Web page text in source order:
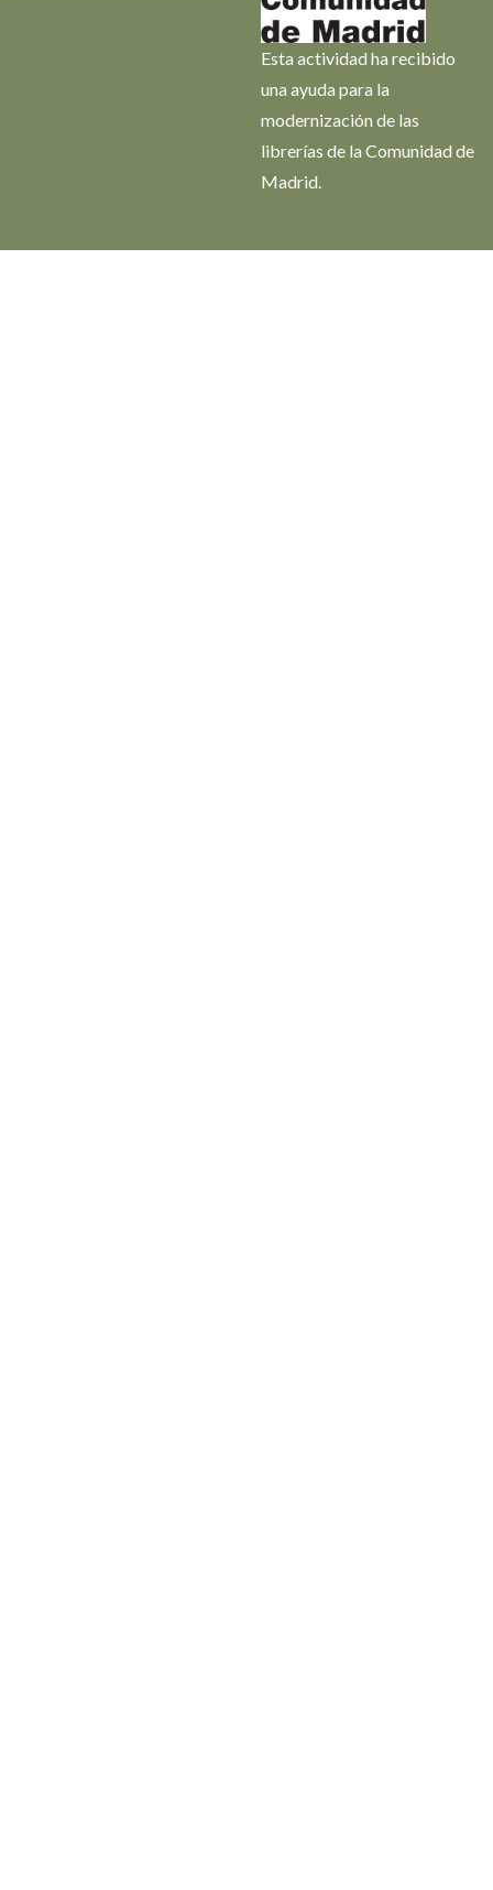
Esta actividad ha recibido
una ayuda para la
modernización de las
librerías de la Comunidad de
Madrid.